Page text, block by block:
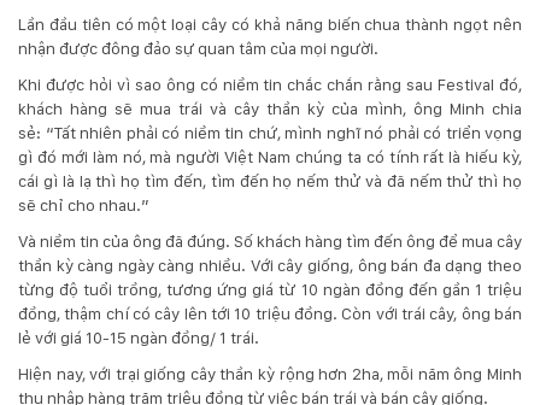
Lần đầu tiên có một loại cây có khả năng biến chua thành ngọt nên
nhận được đông đảo sự quan tâm của mọi người.
Khi được hỏi vì sao ông có niềm tin chắc chắn rằng sau Festival đó,
khách hàng sẽ mua trái và cây thần kỳ của mình, ông Minh chia
sẻ: “Tất nhiên phải có niềm tin chứ, mình nghĩ nó phải có triển vọng
gì đó mới làm nó, mà người Việt Nam chúng ta có tính rất là hiếu kỳ,
cái gì là lạ thì họ tìm đến, tìm đến họ nếm thử và đã nếm thử thì họ
sẽ chỉ cho nhau.”
Và niềm tin của ông đã đúng. Số khách hàng tìm đến ông để mua cây
thần kỳ càng ngày càng nhiều. Với cây giống, ông bán đa dạng theo
từng độ tuổi trồng, tương ứng giá từ 10 ngàn đồng đến gần 1 triệu
đồng, thậm chí có cây lên tới 10 triệu đồng. Còn với trái cây, ông bán
lẻ với giá 10-15 ngàn đồng/ 1 trái.
Hiện nay, với trại giống cây thần kỳ rộng hơn 2ha, mỗi năm ông Minh
thu nhập hàng trăm triệu đồng từ việc bán trái và bán cây giống.